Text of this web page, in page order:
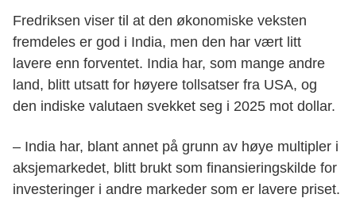
Fredriksen viser til at den økonomiske veksten
fremdeles er god i India, men den har vært litt
lavere enn forventet. India har, som mange andre
land, blitt utsatt for høyere tollsatser fra USA, og
den indiske valutaen svekket seg i 2025 mot dollar.
– India har, blant annet på grunn av høye multipler i
aksjemarkedet, blitt brukt som finansieringskilde for
investeringer i andre markeder som er lavere priset.